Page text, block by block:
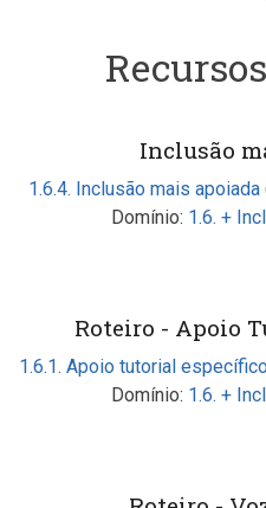
Inclusão
1.6.4. Inclusão mais apoiada
Domínio: 1.6. +
Roteiro - Apoio
1.6.1. Apoio tutorial
Domínio: 1.6. +